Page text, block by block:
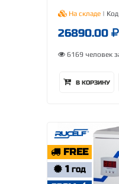
На складе |
26890.00
6169 человек
В КОРЗИНУ
FREE
1 ГОД